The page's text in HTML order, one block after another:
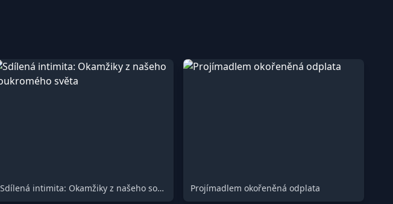
Sdílená intimita: Okamžiky z našeho soukromého světa Projímadlem okořeněná odplata